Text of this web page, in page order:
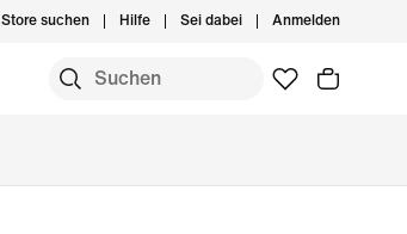
Store suchen Hilfe Sei dabei Anmelden